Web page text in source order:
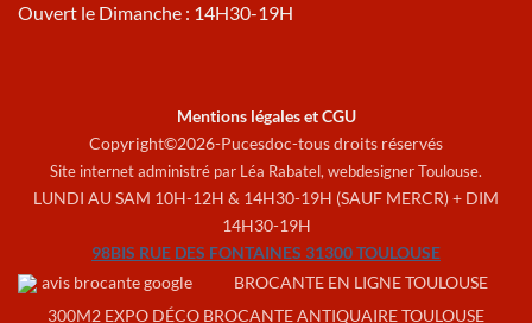
Ouvert le Dimanche : 14H30-19H
Mentions légales et CGU
Copyright©2026-Pucesdoc-tous droits réservés
Site internet administré par Léa Rabatel, webdesigner Toulouse.
LUNDI AU SAM 10H-12H & 14H30-19H (SAUF MERCR) + DIM
14H30-19H
98BIS RUE DES FONTAINES 31300 TOULOUSE
BROCANTE EN LIGNE TOULOUSE
300M2 EXPO DÉCO BROCANTE ANTIQUAIRE TOULOUSE